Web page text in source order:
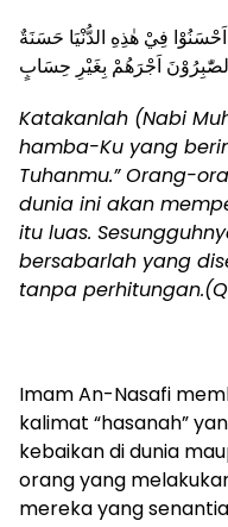
اَحْسَنُوْا فِيْ هٰذِهِ الدُّنْيَا حَسَنَةٌ
اَجْرَهُمْ بِغَيْرِ حِسَابٍ
Katakanlah (Nabi
hamba-Ku yang
Tuhanmu.” Orang-
dunia ini akan
itu luas.
bersabarlah yang
tanpa
Imam An-Nasafi
kalimat “hasanah”
kebaikan di dunia
orang yang
mereka yang